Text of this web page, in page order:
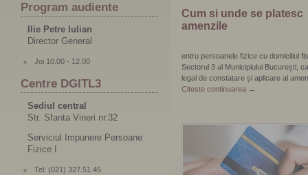
Program audiente
Ilie Petre Iulian
Director General
Joi 10.00 - 12.00
Centre DGITL3
Sediul central
Str. Sfanta Vineri nr.32
Serviciul Impunere Persoane
Fizice I
Tel: (021) 327.51.45
Cum si unde se platesc
amenzile
entru persoanele fizice cu domiciliul
Sectorul 3 al Municipiului București,
legal de constatare și aplicare al
Citeste continuarea →